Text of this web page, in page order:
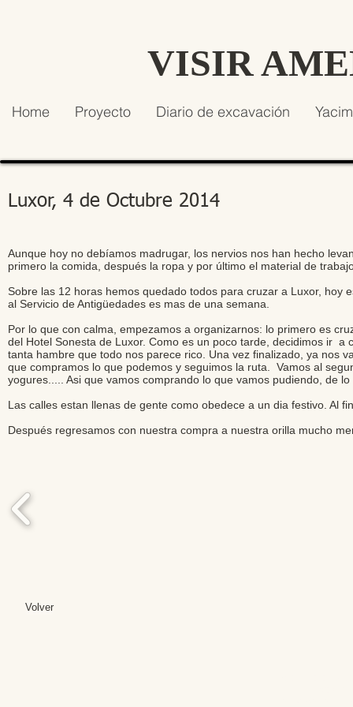
VISIR
Home Proyecto Diario de excavación
Luxor, 4 de Octubre 2014
Aunque hoy no debíamos madrugar, los nervios nos han hecho
primero la comida, después la ropa y por último el material de
Sobre las 12 horas hemos quedado todos para cruzar a Luxor,
al Servicio de Antigüedades es mas de una semana.
Por lo que con calma, empezamos a organizarnos: lo primero es
del Hotel Sonesta de Luxor. Como es un poco tarde, decidimos ir
tanta hambre que todo nos parece rico. Una vez finalizado, ya nos
que compramos lo que podemos y seguimos la ruta. Vamos al
yogures..... Asi que vamos comprando lo que vamos pudiendo, de
Las calles estan llenas de gente como obedece a un dia festivo. Al
Después regresamos con nuestra compra a nuestra orilla mucho
Volver